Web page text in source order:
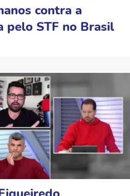
contra a
pelo STF no Brasil